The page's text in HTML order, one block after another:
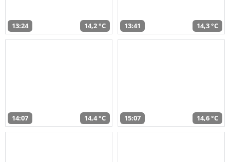
13:24 14,2 °C 13:41 14,3 °C
14:07 14,4 °C 15:07 14,6 °C